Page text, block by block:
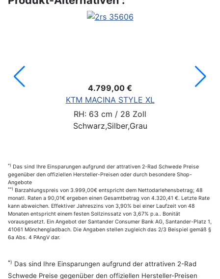
4.799,00 €
KTM MACINA STYLE XL
RH: 63 cm / 28 Zoll
Schwarz,Silber,Grau
*) Das sind Ihre Einsparungen aufgrund der attrativen 2-Rad Schwede Preise
gegenüber den offiziellen Hersteller-Preisen oder durch besondere Shop-
Angebote
**) Barzahlungspreis von 3.999,00€ entspricht dem Nettodarlehensbetrag; 48
monatl. Raten a 90,01€ ergeben einen Gesamtbetrag von 4.320,41 €. Letzte Rate
kann abweichen. Effektiver Jahreszins von 3,90% bei einer Laufzeit von 48
Monaten entspricht einem festen Sollzinssatz von 3,67% p.a.. Bonität
vorausgesetzt. Ein Angebot der Santander Consumer Bank AG, Santander-Platz 1,
41061 Mönchengladbach. Die Angaben stellen zugleich das 2/3 Beispiel gemäß §
6a Abs. 4 PAngV dar.
*) Das sind Ihre Einsparungen aufgrund der attrativen 2-Rad
Schwede Preise gegenüber den offiziellen Hersteller-Preisen